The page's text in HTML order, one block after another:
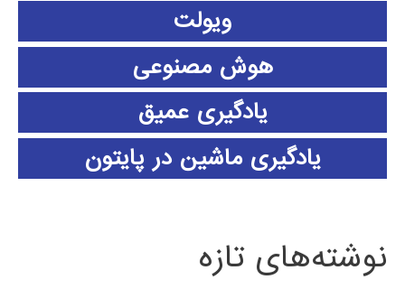
ویولت
هوش مصنوعی
یادگیری عمیق
یادگیری ماشین در پایتون
نوشته‌های تازه